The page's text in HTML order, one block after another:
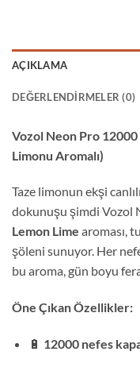
AÇIKLAMA
DEĞERLENDIRMELER (0)
Vozol Neon Pro
Limonu Aromalı)
Taze limonun ekşi
dokunuşu şimdi Vozol
Lemon Lime aroması,
şöleni sunuyor. Her
bu aroma, gün boyu
Öne Çıkan Özellikler:
🔋 12000 nefes